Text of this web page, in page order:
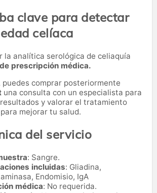
clave para detectar
celíaca
la analítica serológica de celiaquía
prescripción médica.
puedes comprar posteriormente
una consulta con un especialista para
y valorar el tratamiento
mejorar tu salud.
del servicio
: Sangre.
incluidas: Gliadina,
Endomisio, IgA
médica: No requerida.